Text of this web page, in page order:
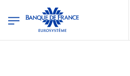
Banque de France - Menu Principal